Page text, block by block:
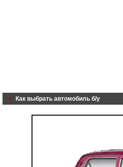
Как выбрать автомобиль б/у